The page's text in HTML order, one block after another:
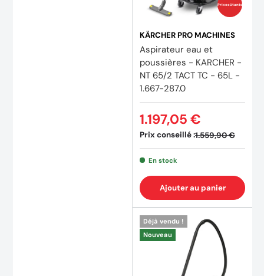
Prix coûtants
KÄRCHER PRO MACHINES
Aspirateur eau et
poussières - KARCHER -
NT 65/2 TACT TC - 65L -
1.667-287.0
Prix conseillé :1.559,90 €
1.197,05 €
En stock
Ajouter au panier
Déjà vendu !
Nouveau